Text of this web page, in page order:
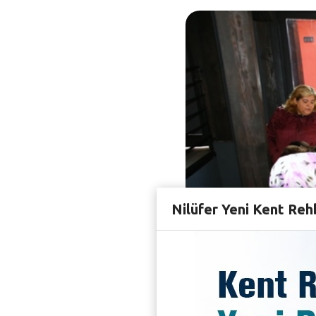
Nilüfer Yeni Kent